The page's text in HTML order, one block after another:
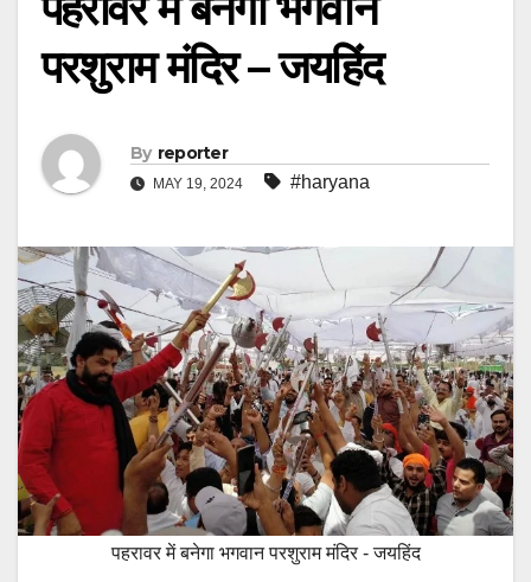
परशुराम मंदिर – जयहिंद
By reporter
MAY 19, 2024 #haryana
पहरावर में बनेगा भगवान परशुराम मंदिर - जयहिंद